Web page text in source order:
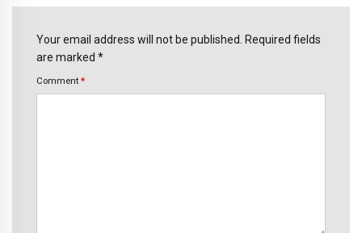
Your email address will not be published. Required fields
are marked *
Comment *